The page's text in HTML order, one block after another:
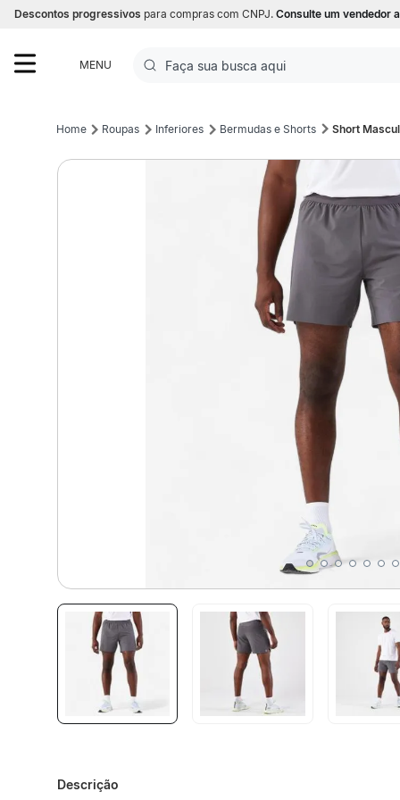
Descontos progressivos para compras com CNPJ. Consulte um vendedor
MENU
Faça sua busca aqui
1ºFutebol
Futebol Campo
Roupas Inferiores Bermudas e Shorts Short
Descrição